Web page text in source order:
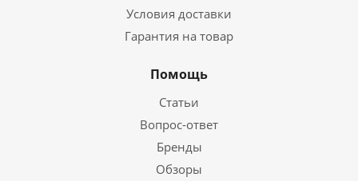
Условия доставки
Гарантия на товар
Помощь
Статьи
Вопрос-ответ
Бренды
Обзоры